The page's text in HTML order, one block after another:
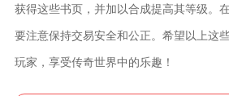
获得这些书页，并加以合成提高其等级。
要注意保持交易安全和公正。希望以上这
玩家，享受传奇世界中的乐趣！